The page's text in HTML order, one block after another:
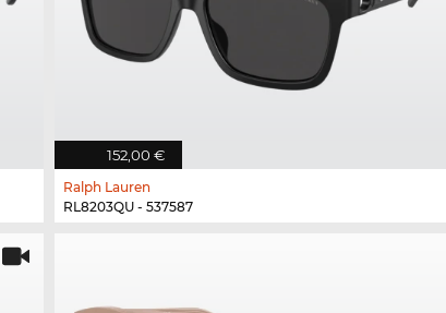
152,00 €
Ralph Lauren
RL8203QU - 537587